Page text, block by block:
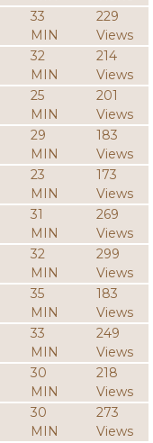
33
MIN
229
Views
32
MIN
214
Views
25
MIN
201
Views
29
MIN
183
Views
23
MIN
173
Views
31
MIN
269
Views
32
MIN
299
Views
35
MIN
183
Views
33
MIN
249
Views
30
MIN
218
Views
30
MIN
273
Views